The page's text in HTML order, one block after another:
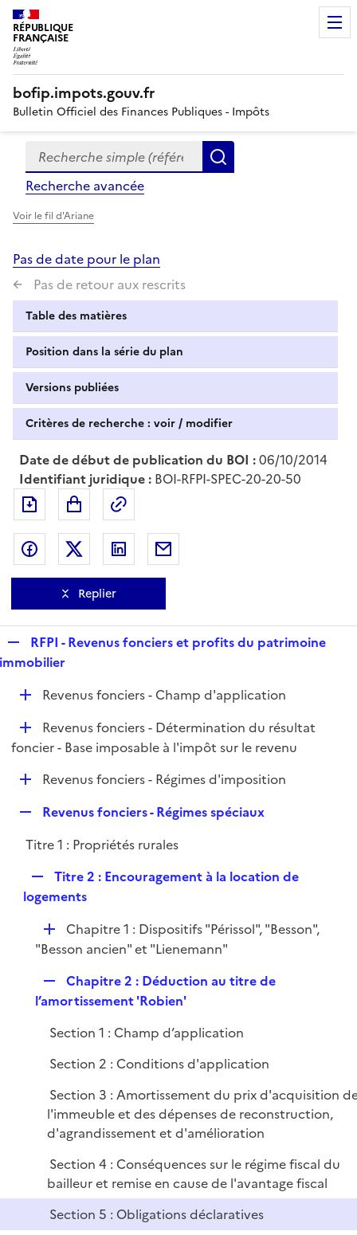
RÉPUBLIQUE
FRANÇAISE
bofip.impots.gouv.fr
Bulletin Officiel des Finances Publiques - Impôts
Formulaire
de
recherche
Recherche simple (références, mots clés, partie du
Recherche avancée
Voir le fil d'Ariane
Pas de date pour le plan
Pas de retour aux rescrits
Table des matières
Position dans la série du plan
Versions publiées
Critères de recherche : voir / modifier
Date de début de publication du BOI :06/10/2014
Identifiant juridique : BOI-RFPI-SPEC-20-20-50
Exporter le document au format pdf
Partager sur Facebook
Partager sur Twitter
Partager sur LinkedIn
Replier
e
l
i
e
r
RFPI - Revenus fonciers et profits du patrimoine
immobilier
D
l
Revenus fonciers - Champ d'application
D
é
r
Revenus fonciers - Détermination du résultat
foncier - Base imposable à l'impôt sur le revenu
D
l
i
e
r
Revenus fonciers - Régimes d'imposition
p
e
Revenus fonciers - Régimes spéciaux
Titre 1 : Propriétés rurales
e
l
i
Titre 2 : Encouragement à la location de
logements
D
é
i
r
Chapitre 1 : Dispositifs "Périssol", "Besson",
"Besson ancien" et "Lienemann"
e
l
r
Chapitre 2 : Déduction au titre de
l’amortissement 'Robien'
Section 1 : Champ d’application
Section 2 : Conditions d'application
Section 3 : Amortissement du prix d'acquisition
l'immeuble et des dépenses de reconstruction,
d'agrandissement et d'amélioration
Section 4 : Conséquences sur le régime fiscal du
bailleur et remise en cause de l'avantage fiscal
Section 5 : Obligations déclaratives